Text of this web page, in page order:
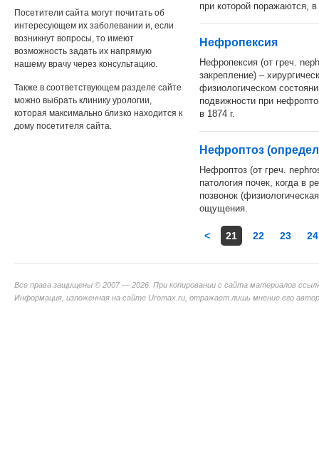
Посетители сайта могут почитать об
интересующем их заболевании и, если
возникнут вопросы, то имеют
возможность задать их напрямую
нашему врачу через консультацию.
Также в соответствующем разделе сайте
можно выбрать клинику урологии,
которая максимально близко находится к
дому посетителя сайта.
при которой поражаются,
Нефропексия
Нефропексия (от греч.
закрепление) –
физиологическом
подвижности при
в 1874 г.
Нефроптоз
Нефроптоз (от греч.
патология почек, когда в
позвонок
ощущения.
< 21 22 23 24
Все права защищены © 2007 — 2026. При копировании с сайта материалов
Информация, изложенная на сайте Uromax.ru, отражает лишь мнение его